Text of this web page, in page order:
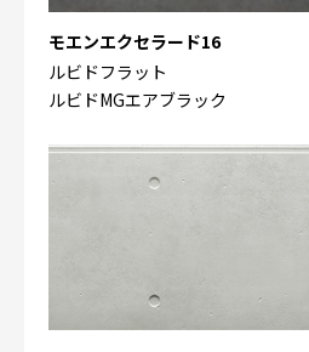
モエンエクセラード16
ルビドフラット
ルビドMGエアブラック